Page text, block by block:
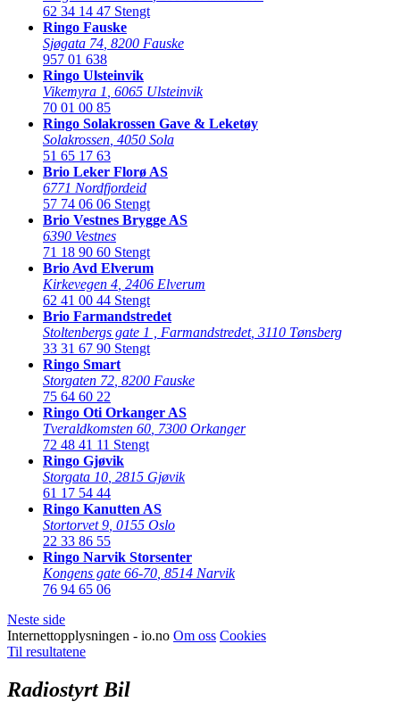
62 34 14 47 Stengt
Ringo Fauske
Sjøgata 74 8200 Fauske
957 01 638
Ringo Ulsteinvik
Vikemyra 1 6065 Ulsteinvik
70 01 00 85
Ringo Solakrossen Gave & Leketøy
Solakrossen 4050 Sola
51 65 17 63
Brio Leker Florø AS
6771 Nordfjordeid
57 74 06 06 Stengt
Brio Vestnes Brygge AS
6390 Vestnes
71 18 90 60 Stengt
Brio Avd Elverum
Kirkevegen 4 2406 Elverum
62 41 00 44 Stengt
Brio Farmandstredet
Stoltenbergs gate 1 , Farmandstredet, 3110 Tønsberg
33 31 67 90 Stengt
Ringo Smart
Storgaten 72 8200 Fauske
75 64 60 22
Ringo Oti Orkanger AS
Tveraldkomsten 60 7300 Orkanger
72 48 41 11 Stengt
Ringo Gjøvik
Storgata 10 2815 Gjøvik
61 17 54 44
Ringo Kanutten AS
Stortorvet 9 0155 Oslo
22 33 86 55
Ringo Narvik Storsenter
Kongens gate 66-70 8514 Narvik
76 94 65 06
Neste side
Internettopplysningen - io.no Om oss Cookies
Til resultatene
Radiostyrt Bil